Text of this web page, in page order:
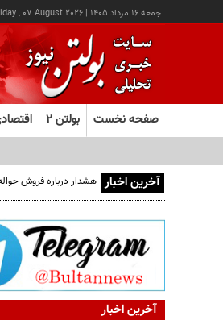
جمعه ۱۶ مرداد ۱۴۰۵ |
, 07 August 2026
صفحه نخست بولتن ۲
آخرین اخبار هشدار درباره فروش
آخرین اخبار